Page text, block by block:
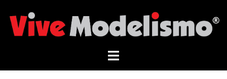
contenido
Alternar